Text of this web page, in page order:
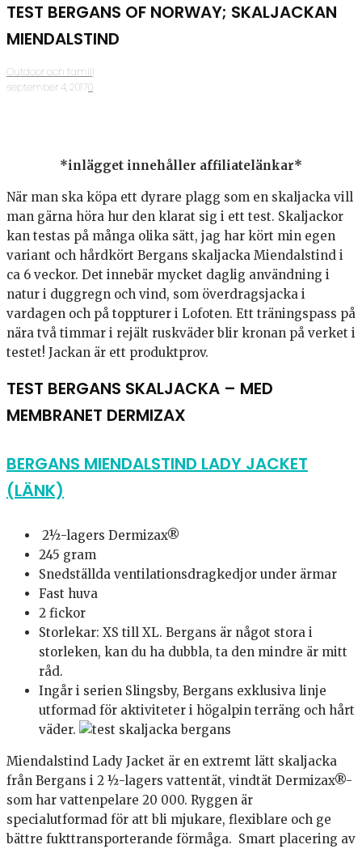
TEST BERGANS OF NORWAY; SKALJACKAN
MIENDALSTIND
Outdoor och familj
·september 4, 2017·0
*inlägget innehåller affiliatelänkar*
När man ska köpa ett dyrare plagg som en skaljacka vill
man gärna höra hur den klarat sig i ett test. Skaljackor
kan testas på många olika sätt, jag har kört min egen
variant och hårdkört Bergans skaljacka Miendalstind i
ca 6 veckor. Det innebär mycket daglig användning i
natur i duggregn och vind, som överdragsjacka i
vardagen och på toppturer i Lofoten. Ett träningspass på
nära två timmar i rejält ruskväder blir kronan på verket i
testet! Jackan är ett produktprov.
TEST BERGANS SKALJACKA – MED
MEMBRANET DERMIZAX
BERGANS MIENDALSTIND LADY JACKET
(LÄNK)
2½-lagers Dermizax®
245 gram
Snedställda ventilationsdragkedjor under ärmar
Fast huva
2 fickor
Storlekar: XS till XL. Bergans är något stora i
storleken, kan du ha dubbla, ta den mindre är mitt
råd.
Ingår i serien Slingsby, Bergans exklusiva linje
utformad för aktiviteter i högalpin terräng och hårt
väder.
Miendalstind Lady Jacket är en extremt lätt skaljacka
från Bergans i 2 ½-lagers vattentät, vindtät Dermizax®-
som har vattenpelare 20 000. Ryggen är
specialutformad för att bli mjukare, flexiblare och ge
bättre fukttransporterande förmåga. Smart placering av